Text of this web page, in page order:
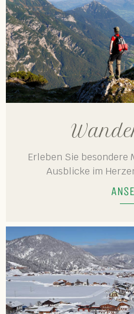
Erleben Sie besondere
Ausblicke im